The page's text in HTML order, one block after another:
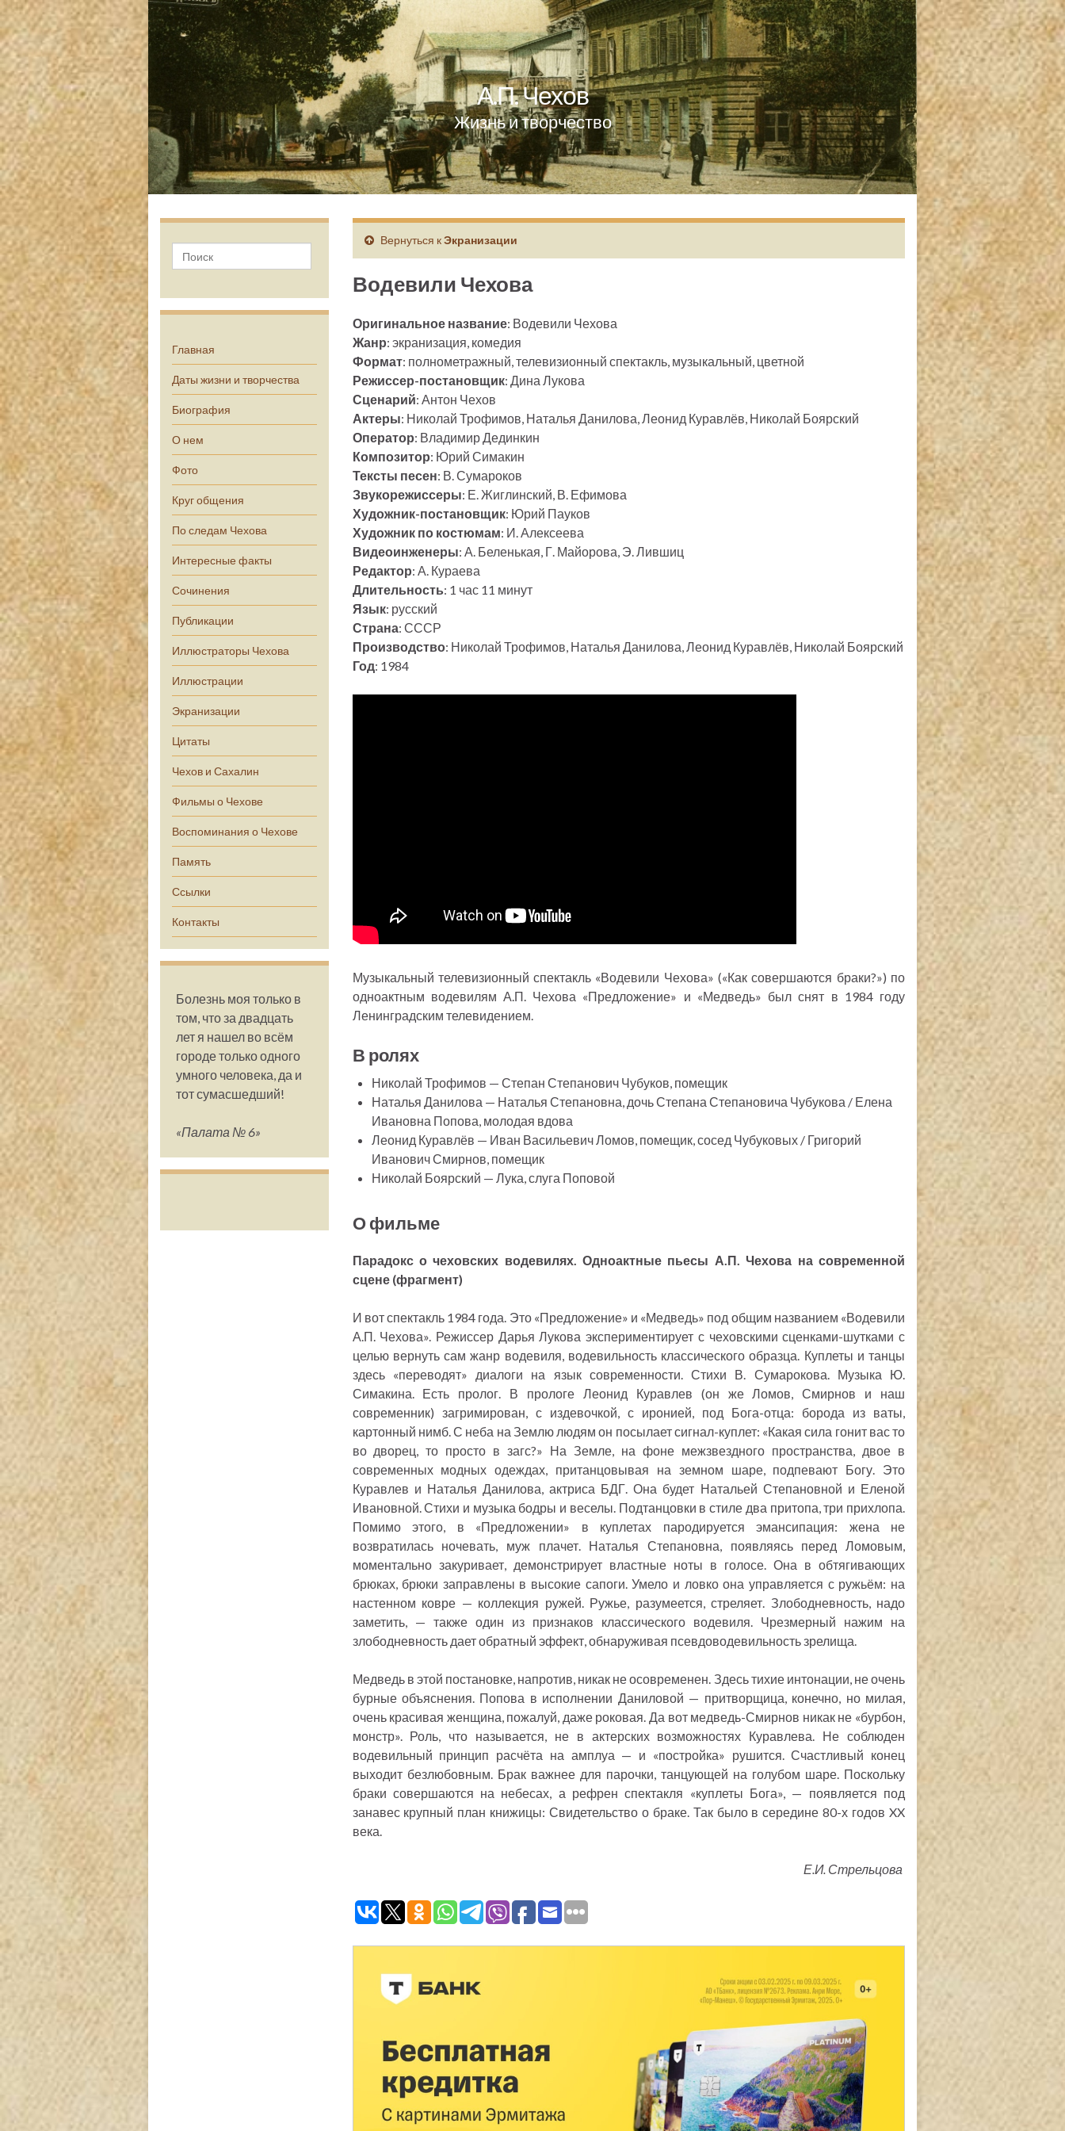
А.П. Чехов
Жизнь и творчество
Главная
Даты жизни и творчества
Биография
О нем
Фото
Круг общения
По следам Чехова
Интересные факты
Сочинения
Публикации
Иллюстраторы Чехова
Иллюстрации
Экранизации
Цитаты
Чехов и Сахалин
Фильмы о Чехове
Воспоминания о Чехове
Память
Ссылки
Контакты
Болезнь моя только в
том, что за двадцать
лет я нашел во всём
городе только одного
умного человека, да и
тот сумасшедший!
«Палата № 6»
Вернуться кЭкранизации
Водевили Чехова
Оригинальное название: Водевили Чехова
Жанр: экранизация, комедия
Формат: полнометражный, телевизионный спектакль, музыкальный, цветной
Режиссер-постановщик: Дина Лукова
Сценарий: Антон Чехов
Актеры: Николай Трофимов, Наталья Данилова, Леонид Куравлёв, Николай Боярский
Оператор: Владимир Дединкин
Композитор: Юрий Симакин
Тексты песен: В. Сумароков
Звукорежиссеры: Е. Жиглинский, В. Ефимова
Художник-постановщик: Юрий Пауков
Художник по костюмам: И. Алексеева
Видеоинженеры: А. Беленькая, Г. Майорова, Э. Лившиц
Редактор: А. Кураева
Длительность: 1 час 11 минут
Язык: русский
Страна: СССР
Производство: Николай Трофимов, Наталья Данилова, Леонид Куравлёв, Николай Боярский
Год: 1984
Музыкальный телевизионный спектакль «Водевили Чехова» («Как совершаются браки?») по
одноактным водевилям А.П. Чехова «Предложение» и «Медведь» был снят в 1984 году
Ленинградским телевидением.
В ролях
Николай Трофимов — Степан Степанович Чубуков, помещик
Наталья Данилова — Наталья Степановна, дочь Степана Степановича Чубукова / Елена
Ивановна Попова, молодая вдова
Леонид Куравлёв — Иван Васильевич Ломов, помещик, сосед Чубуковых / Григорий
Иванович Смирнов, помещик
Николай Боярский — Лука, слуга Поповой
О фильме
Парадокс о чеховских водевилях. Одноактные пьесы А.П. Чехова на современной
сцене (фрагмент)
И вот спектакль 1984 года. Это «Предложение» и «Медведь» под общим названием «Водевили
А.П. Чехова». Режиссер Дарья Лукова экспериментирует с чеховскими сценками-шутками с
целью вернуть сам жанр водевиля, водевильность классического образца. Куплеты и танцы
здесь «переводят» диалоги на язык современности. Стихи В. Сумарокова. Музыка Ю.
Симакина. Есть пролог. В прологе Леонид Куравлев (он же Ломов, Смирнов и наш
современник) загримирован, с издевочкой, с иронией, под Бога-отца: борода из ваты,
картонный нимб. С неба на Землю людям он посылает сигнал-куплет: «Какая сила гонит вас то
во дворец, то просто в загс?» На Земле, на фоне межзвездного пространства, двое в
современных модных одеждах, пританцовывая на земном шаре, подпевают Богу. Это
Куравлев и Наталья Данилова, актриса БДГ. Она будет Натальей Степановной и Еленой
Ивановной. Стихи и музыка бодры и веселы. Подтанцовки в стиле два притопа, три прихлопа.
Помимо этого, в «Предложении» в куплетах пародируется эмансипация: жена не
возвратилась ночевать, муж плачет. Наталья Степановна, появляясь перед Ломовым,
моментально закуривает, демонстрирует властные ноты в голосе. Она в обтягивающих
брюках, брюки заправлены в высокие сапоги. Умело и ловко она управляется с ружьём: на
настенном ковре — коллекция ружей. Ружье, разумеется, стреляет. Злободневность, надо
заметить, — также один из признаков классического водевиля. Чрезмерный нажим на
злободневность дает обратный эффект, обнаруживая псевдоводевильность зрелища.
Медведь в этой постановке, напротив, никак не осовременен. Здесь тихие интонации, не очень
бурные объяснения. Попова в исполнении Даниловой — притворщица, конечно, но милая,
очень красивая женщина, пожалуй, даже роковая. Да вот медведь-Смирнов никак не «бурбон,
монстр». Роль, что называется, не в актерских возможностях Куравлева. Не соблюден
водевильный принцип расчёта на амплуа — и «постройка» рушится. Счастливый конец
выходит безлюбовным. Брак важнее для парочки, танцующей на голубом шаре. Поскольку
браки совершаются на небесах, а рефрен спектакля «куплеты Бога», — появляется под
занавес крупный план книжицы: Свидетельство о браке. Так было в середине 80-х годов XX
века.
Е.И. Стрельцова